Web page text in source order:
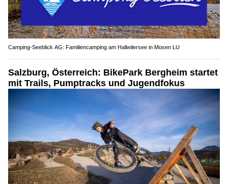
Camping-Seeblick AG: Familiencamping am Hallwilersee in Mosen LU
Salzburg, Österreich: BikePark Bergheim startet
mit Trails, Pumptracks und Jugendfokus